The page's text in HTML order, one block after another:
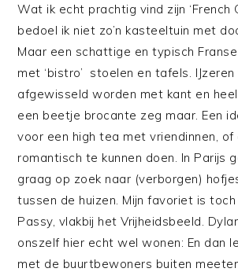
Wat ik echt prachtig vind zijn ‘French
bedoel ik niet zo’n kasteeltuin met
Maar een schattige en typisch
met ‘bistro’ stoelen en tafels.
afgewisseld worden met kant en
een beetje brocante zeg maar. Een
voor een high tea met vriendinnen, of
romantisch te kunnen doen. In Parijs
graag op zoek naar (verborgen)
tussen de huizen. Mijn favoriet is
Passy, vlakbij het Vrijheidsbeeld.
onszelf hier echt wel wonen: En dan
met de buurtbewoners buiten